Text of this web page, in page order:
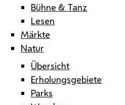
Bühne & Tanz
Lesen
Märkte
Natur
Übersicht
Erholungsgebiete
Parks